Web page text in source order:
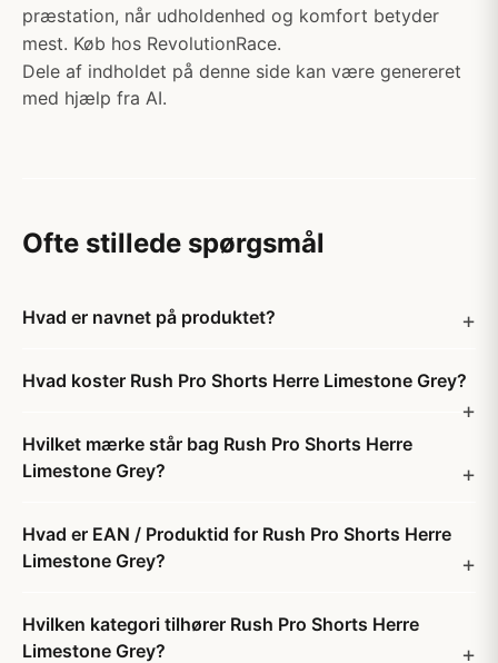
præstation, når udholdenhed og komfort betyder
mest. Køb hos RevolutionRace.
Dele af indholdet på denne side kan være genereret
med hjælp fra AI.
Ofte stillede spørgsmål
Hvad er navnet på produktet?
Hvad koster Rush Pro Shorts Herre Limestone Grey?
Hvilket mærke står bag Rush Pro Shorts Herre
Limestone Grey?
Hvad er EAN / Produktid for Rush Pro Shorts Herre
Limestone Grey?
Hvilken kategori tilhører Rush Pro Shorts Herre
Limestone Grey?